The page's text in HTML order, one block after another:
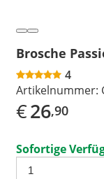
Brosche
4
Artikelnummer:
€26,90
Sofortige